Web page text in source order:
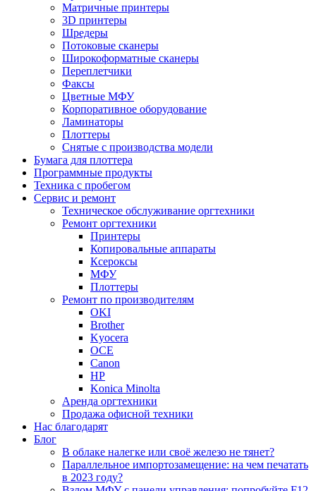
Матричные принтеры
3D принтеры
Шредеры
Потоковые сканеры
Широкоформатные сканеры
Переплетчики
Факсы
Цветные МФУ
Корпоративное оборудование
Ламинаторы
Плоттеры
Снятые с производства модели
Бумага для плоттера
Программные продукты
Техника с пробегом
Сервис и ремонт
Техническое обслуживание оргтехники
Ремонт оргтехники
Принтеры
Копировальные аппараты
Ксероксы
МФУ
Плоттеры
Ремонт по производителям
OKI
Brother
Kyocera
OCE
Canon
HP
Konica Minolta
Аренда оргтехники
Продажа офисной техники
Нас благодарят
Блог
В облаке налегке или своё железо не тянет?
Параллельное импортозамещение: на чем печатать
в 2023 году?